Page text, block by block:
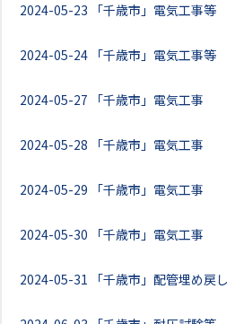
2024-05-23 「千歳市」電気工事等
2024-05-24 「千歳市」電気工事等
2024-05-27 「千歳市」電気工事
2024-05-28 「千歳市」電気工事
2024-05-29 「千歳市」電気工事
2024-05-30 「千歳市」電気工事
2024-05-31 「千歳市」配管埋め戻し